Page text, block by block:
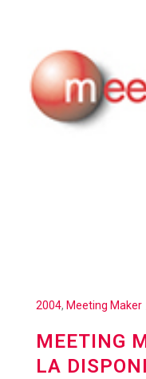
2004, Meeting Maker
MEETING
LA